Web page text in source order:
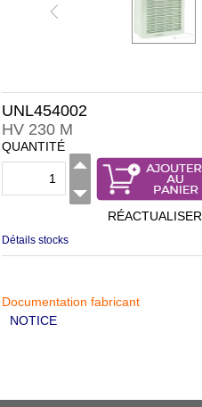
UNL454002
HV 230 M
QUANTITÉ
RÉACTUALISER
Détails stocks
Documentation fabricant
NOTICE